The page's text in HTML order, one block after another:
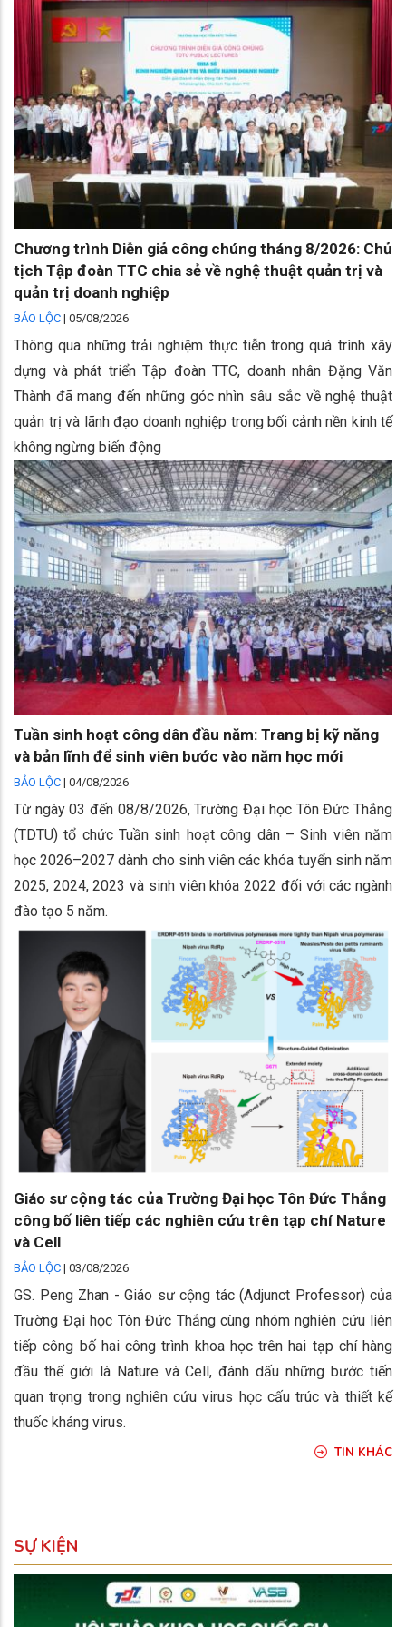
Chương trình Diễn giả công chúng tháng 8/2026: Chủ
tịch Tập đoàn TTC chia sẻ về nghệ thuật quản trị và
quản trị doanh nghiệp
BẢO LỘC | 05/08/2026
Thông qua những trải nghiệm thực tiễn trong quá trình xây
dựng và phát triển Tập đoàn TTC, doanh nhân Đặng Văn
Thành đã mang đến những góc nhìn sâu sắc về nghệ thuật
quản trị và lãnh đạo doanh nghiệp trong bối cảnh nền kinh tế
không ngừng biến động
Tuần sinh hoạt công dân đầu năm: Trang bị kỹ năng
và bản lĩnh để sinh viên bước vào năm học mới
BẢO LỘC | 04/08/2026
Từ ngày 03 đến 08/8/2026, Trường Đại học Tôn Đức Thắng
(TDTU) tổ chức Tuần sinh hoạt công dân – Sinh viên năm
học 2026–2027 dành cho sinh viên các khóa tuyển sinh năm
2025, 2024, 2023 và sinh viên khóa 2022 đối với các ngành
đào tạo 5 năm.
Giáo sư cộng tác của Trường Đại học Tôn Đức Thắng
công bố liên tiếp các nghiên cứu trên tạp chí Nature
và Cell
BẢO LỘC | 03/08/2026
GS. Peng Zhan - Giáo sư cộng tác (Adjunct Professor) của
Trường Đại học Tôn Đức Thắng cùng nhóm nghiên cứu liên
tiếp công bố hai công trình khoa học trên hai tạp chí hàng
đầu thế giới là Nature và Cell, đánh dấu những bước tiến
quan trọng trong nghiên cứu virus học cấu trúc và thiết kế
thuốc kháng virus.
TIN KHÁC
SỰ KIỆN